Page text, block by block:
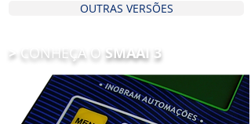
OUTRAS VERSÕES
> CONHEÇA O SMAAI 3